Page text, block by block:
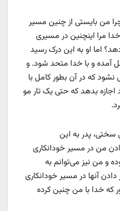
من بایستی از چنین مسیر
مرا اینچنین در مسیری
اما او به این درک رسید
آمده و با خدا متحد شود. و
نشود که در آن بطور کامل با
بدهد که حتی یک تار مو
پدر به این
من در مسیر خودانکاری
و من نیز می‌توانم به
دادن آنها در مسیر خودانکاری
که خدا با من چنین کرده